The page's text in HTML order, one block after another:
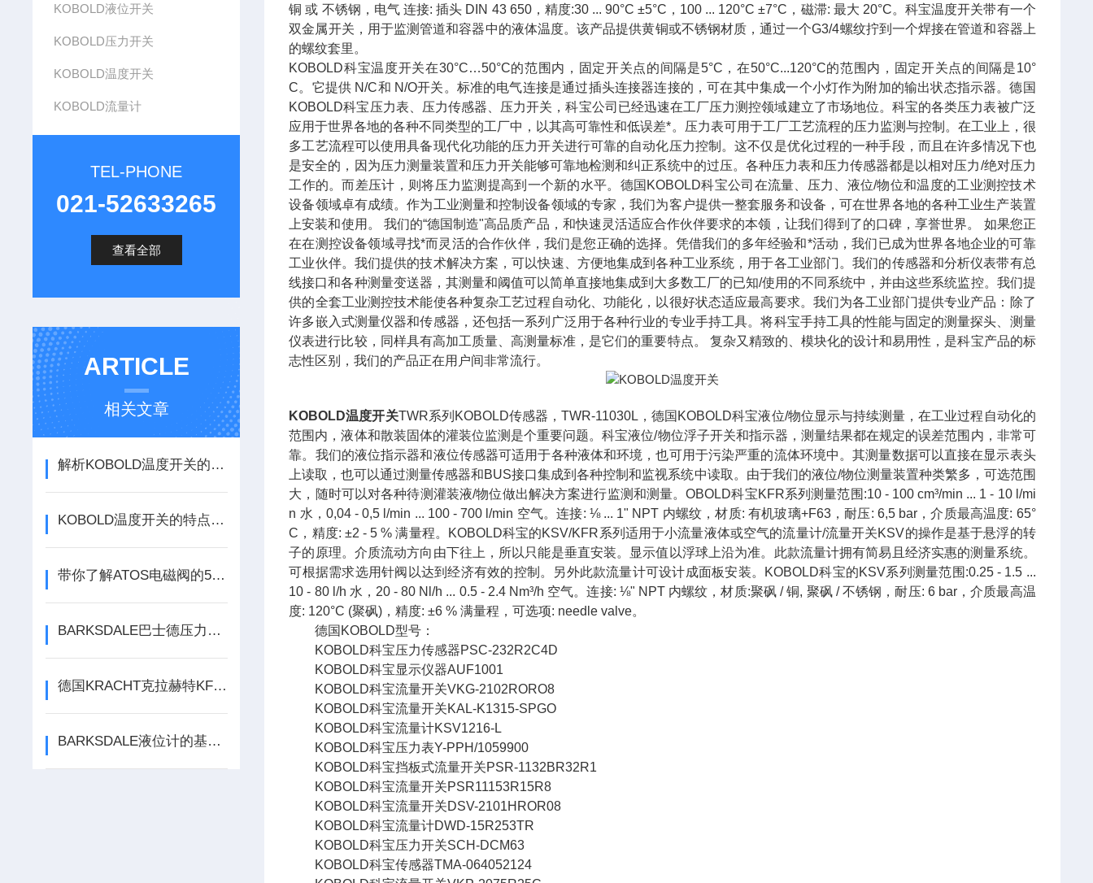
KOBOLD液位开关
KOBOLD压力开关
KOBOLD温度开关
KOBOLD流量计
TEL-PHONE
021-52633265
查看全部
ARTICLE
相关文章
解析KOBOLD温度开关的技术特点
KOBOLD温度开关的特点是什么？有哪些应用？
带你了解ATOS电磁阀的5个主要特点
BARKSDALE巴士德压力开关常见问题
德国KRACHT克拉赫特KF系列齿轮泵技术应用
BARKSDALE液位计的基本工作原理
铜 或 不锈钢，电气 连接: 插头 DIN 43 650，精度:30 ... 90°C ±5°C，100 ... 120°C ±7°C，磁滞: 最大 20°C。科宝温度开关带有一个
双金属开关，用于监测管道和容器中的液体温度。该产品提供黄铜或不锈钢材质，通过一个G3/4螺纹拧到一个焊接在管道和容器上
的螺纹套里。
KOBOLD科宝温度开关在30°C…50°C的范围内，固定开关点的间隔是5°C，在50°C...120°C的范围内，固定开关点的间隔是10°
C。它提供 N/C和 N/O开关。标准的电气连接是通过插头连接器连接的，可在其中集成一个小灯作为附加的输出状态指示器。德国
KOBOLD科宝压力表、压力传感器、压力开关，科宝公司已经迅速在工厂压力测控领域建立了市场地位。科宝的各类压力表被广泛
应用于世界各地的各种不同类型的工厂中，以其高可靠性和低误差*。压力表可用于工厂工艺流程的压力监测与控制。在工业上，很
多工艺流程可以使用具备现代化功能的压力开关进行可靠的自动化压力控制。这不仅是优化过程的一种手段，而且在许多情况下也
是安全的，因为压力测量装置和压力开关能够可靠地检测和纠正系统中的过压。各种压力表和压力传感器都是以相对压力/绝对压力
工作的。而差压计，则将压力监测提高到一个新的水平。德国KOBOLD科宝公司在流量、压力、液位/物位和温度的工业测控技术
设备领域卓有成绩。作为工业测量和控制设备领域的专家，我们为客户提供一整套服务和设备，可在世界各地的各种工业生产装置
上安装和使用。 我们的“德国制造"高品质产品，和快速灵活适应合作伙伴要求的本领，让我们得到了的口碑，享誉世界。 如果您正
在在测控设备领域寻找*而灵活的合作伙伴，我们是您正确的选择。凭借我们的多年经验和*活动，我们已成为世界各地企业的可靠
工业伙伴。我们提供的技术解决方案，可以快速、方便地集成到各种工业系统，用于各工业部门。我们的传感器和分析仪表带有总
线接口和各种测量变送器，其测量和阈值可以简单直接地集成到大多数工厂的已知/使用的不同系统中，并由这些系统监控。我们提
供的全套工业测控技术能使各种复杂工艺过程自动化、功能化，以很好状态适应最高要求。我们为各工业部门提供专业产品：除了
许多嵌入式测量仪器和传感器，还包括一系列广泛用于各种行业的专业手持工具。将科宝手持工具的性能与固定的测量探头、测量
仪表进行比较，同样具有高加工质量、高测量标准，是它们的重要特点。 复杂又精致的、模块化的设计和易用性，是科宝产品的标
志性区别，我们的产品正在用户间非常流行。
KOBOLD温度开关TWR系列KOBOLD传感器，TWR-11030L，德国KOBOLD科宝液位/物位显示与持续测量，在工业过程自动化的
范围内，液体和散装固体的灌装位监测是个重要问题。科宝液位/物位浮子开关和指示器，测量结果都在规定的误差范围内，非常可
靠。我们的液位指示器和液位传感器可适用于各种液体和环境，也可用于污染严重的流体环境中。其测量数据可以直接在显示表头
上读取，也可以通过测量传感器和BUS接口集成到各种控制和监视系统中读取。由于我们的液位/物位测量装置种类繁多，可选范围
大，随时可以对各种待测灌装液/物位做出解决方案进行监测和测量。OBOLD科宝KFR系列测量范围:10 - 100 cm³/min ... 1 - 10 l/mi
n 水，0,04 - 0,5 l/min ... 100 - 700 l/min 空气。连接: ⅛ ... 1" NPT 内螺纹，材质: 有机玻璃+F63，耐压: 6,5 bar，介质最高温度: 65°
C，精度: ±2 - 5 % 满量程。KOBOLD科宝的KSV/KFR系列适用于小流量液体或空气的流量计/流量开关KSV的操作是基于悬浮的转
子的原理。介质流动方向由下往上，所以只能是垂直安装。显示值以浮球上沿为准。此款流量计拥有简易且经济实惠的测量系统。
可根据需求选用针阀以达到经济有效的控制。另外此款流量计可设计成面板安装。KOBOLD科宝的KSV系列测量范围:0.25 - 1.5 ...
10 - 80 l/h 水，20 - 80 Nl/h ... 0.5 - 2.4 Nm³/h 空气。连接: ⅛" NPT 内螺纹，材质:聚砜 / 铜, 聚砜 / 不锈钢，耐压: 6 bar，介质最高温
度: 120°C (聚砜)，精度: ±6 % 满量程，可选项: needle valve。
德国KOBOLD型号：
KOBOLD科宝压力传感器PSC-232R2C4D
KOBOLD科宝显示仪器AUF1001
KOBOLD科宝流量开关VKG-2102RORO8
KOBOLD科宝流量开关KAL-K1315-SPGO
KOBOLD科宝流量计KSV1216-L
KOBOLD科宝压力表Y-PPH/1059900
KOBOLD科宝挡板式流量开关PSR-1132BR32R1
KOBOLD科宝流量开关PSR11153R15R8
KOBOLD科宝流量开关DSV-2101HROR08
KOBOLD科宝流量计DWD-15R253TR
KOBOLD科宝压力开关SCH-DCM63
KOBOLD科宝传感器TMA-064052124